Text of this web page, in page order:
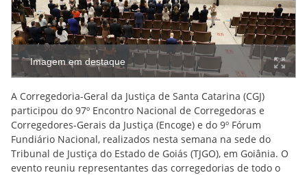
Imagem em destaque
A Corregedoria-Geral da Justiça de Santa Catarina (CGJ)
participou do 97º Encontro Nacional de Corregedoras e
Corregedores-Gerais da Justiça (Encoge) e do 9º Fórum
Fundiário Nacional, realizados nesta semana na sede do
Tribunal de Justiça do Estado de Goiás (TJGO), em Goiânia. O
evento reuniu representantes das corregedorias de todo o